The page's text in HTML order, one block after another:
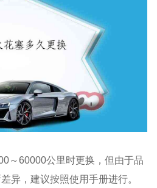
～60000公里时更换，但由于品
异，建议按照使用手册进行。